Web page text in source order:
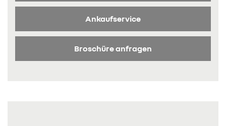
Ankaufservice
Broschüre anfragen